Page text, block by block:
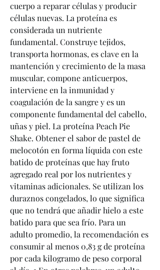
cuerpo a reparar células y producir
células nuevas. La proteína es
considerada un nutriente
fundamental. Construye tejidos,
transporta hormonas, es clave en la
mantención y crecimiento de la masa
muscular, compone anticuerpos,
interviene en la inmunidad y
coagulación de la sangre y es un
componente fundamental del cabello,
uñas y piel. La proteína Peach Pie
Shake. Obtener el sabor de pastel de
melocotón en forma líquida con este
batido de proteínas que hay fruto
agregado real por los nutrientes y
vitaminas adicionales. Se utilizan los
duraznos congelados, lo que significa
que no tendrá que añadir hielo a este
batido para que sea frío. Para un
adulto promedio, la recomendación es
consumir al menos 0,83 g de proteína
por cada kilogramo de peso corporal